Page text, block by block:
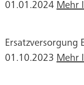
01.01.2024 Mehr
Ersatzversorgung
01.10.2023 Mehr